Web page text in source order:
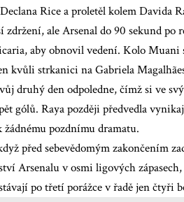
Rice a proletěl kolem Davida
zdržení, ale Arsenal do 90 sekund
aby obnovil vedení. Kolo Muani
kvůli strkanici na Gabriela
druhý den odpoledne, čímž si ve
gólů. Raya později předvedla
pozdnímu dramatu.
před sebevědomým zakončením
Arsenalu v osmi ligových
po třetí porážce v řadě jen čtyři